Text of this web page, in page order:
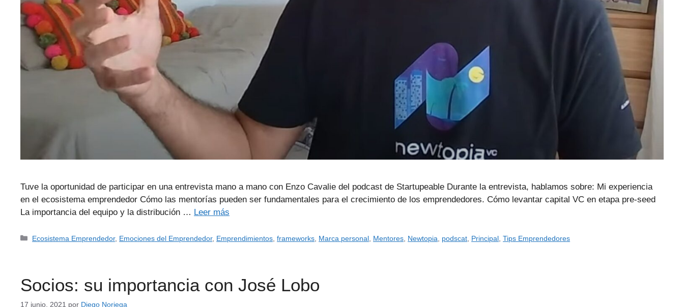
Tuve la oportunidad de participar en una entrevista mano a mano con Enzo Cavalie del podcast de Startupeable Durante la entrevista, hablamos sobre: Mi experiencia
en el ecosistema emprendedor Cómo las mentorías pueden ser fundamentales para el crecimiento de los emprendedores. Cómo levantar capital VC en etapa pre-seed
La importancia del equipo y la distribución … Leer más
Ecosistema Emprendedor, Emociones del Emprendedor, Emprendimientos ,frameworks Marca personal Mentores Newtopia podscat Principal ,Tips Emprendedores
Socios: su importancia con José Lobo
17 junio, 2021 por Diego Noriega